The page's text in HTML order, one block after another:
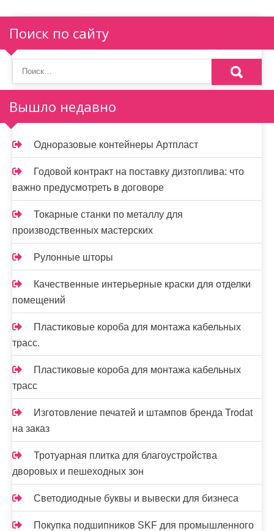
Поиск по сайту
Вышло недавно
Одноразовые контейнеры Артпласт
Годовой контракт на поставку дизтоплива: что
важно предусмотреть в договоре
Токарные станки по металлу для
производственных мастерских
Рулонные шторы
Качественные интерьерные краски для отделки
помещений
Пластиковые короба для монтажа кабельных
трасс.
Пластиковые короба для монтажа кабельных
трасс
Изготовление печатей и штампов бренда Trodat
на заказ
Тротуарная плитка для благоустройства
дворовых и пешеходных зон
Светодиодные буквы и вывески для бизнеса
Покупка подшипников SKF для промышленного